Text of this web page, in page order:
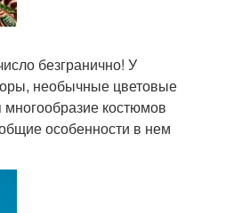
безгранично! У
необычные цветовые
костюмов
особенности в нем